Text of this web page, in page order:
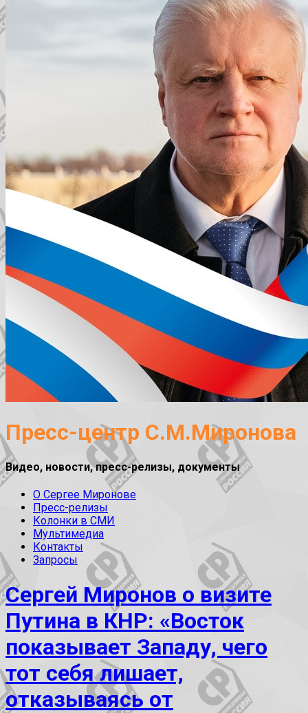
Пресс-центр С.М.Миронова
Видео, новости, пресс-релизы, документы
О Сергее Миронове
Пресс-релизы
Колонки в СМИ
Мультимедиа
Контакты
Запросы
Сергей Миронов о визите
Путина в КНР: «Восток
показывает Западу, чего
тот себя лишает,
отказываясь от